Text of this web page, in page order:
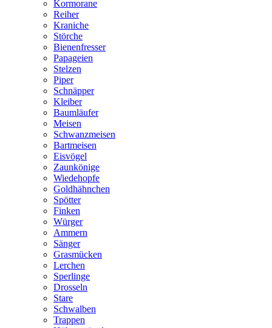
Kormorane
Reiher
Kraniche
Störche
Bienenfresser
Papageien
Stelzen
Piper
Schnäpper
Kleiber
Baumläufer
Meisen
Schwanzmeisen
Bartmeisen
Eisvögel
Zaunkönige
Wiedehopfe
Goldhähnchen
Spötter
Finken
Würger
Ammern
Sänger
Grasmücken
Lerchen
Sperlinge
Drosseln
Stare
Schwalben
Trappen